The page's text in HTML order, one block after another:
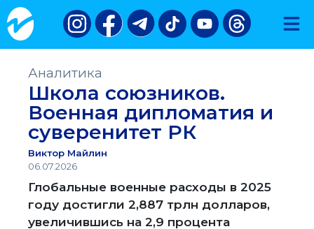
Аналитика
Школа союзников.
Военная дипломатия и
суверенитет РК
Виктор Майлин
06.07.2026
Глобальные военные расходы в 2025
году достигли 2,887 трлн долларов,
увеличившись на 2,9 процента